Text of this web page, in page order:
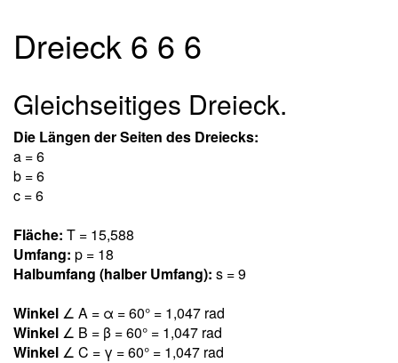
Dreieck 6 6 6
Gleichseitiges Dreieck.
Die Längen der Seiten des Dreiecks:
a = 6
b = 6
c = 6
Fläche: T = 15,588
Umfang: p = 18
Halbumfang (halber Umfang): s = 9
Winkel ∠ A = α = 60° = 1,047 rad
Winkel ∠ B = β = 60° = 1,047 rad
Winkel ∠ C = γ = 60° = 1,047 rad